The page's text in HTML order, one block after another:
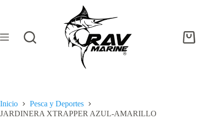
Inicio
Pesca y Deportes
JARDINERA XTRAPPER AZUL-AMARILLO